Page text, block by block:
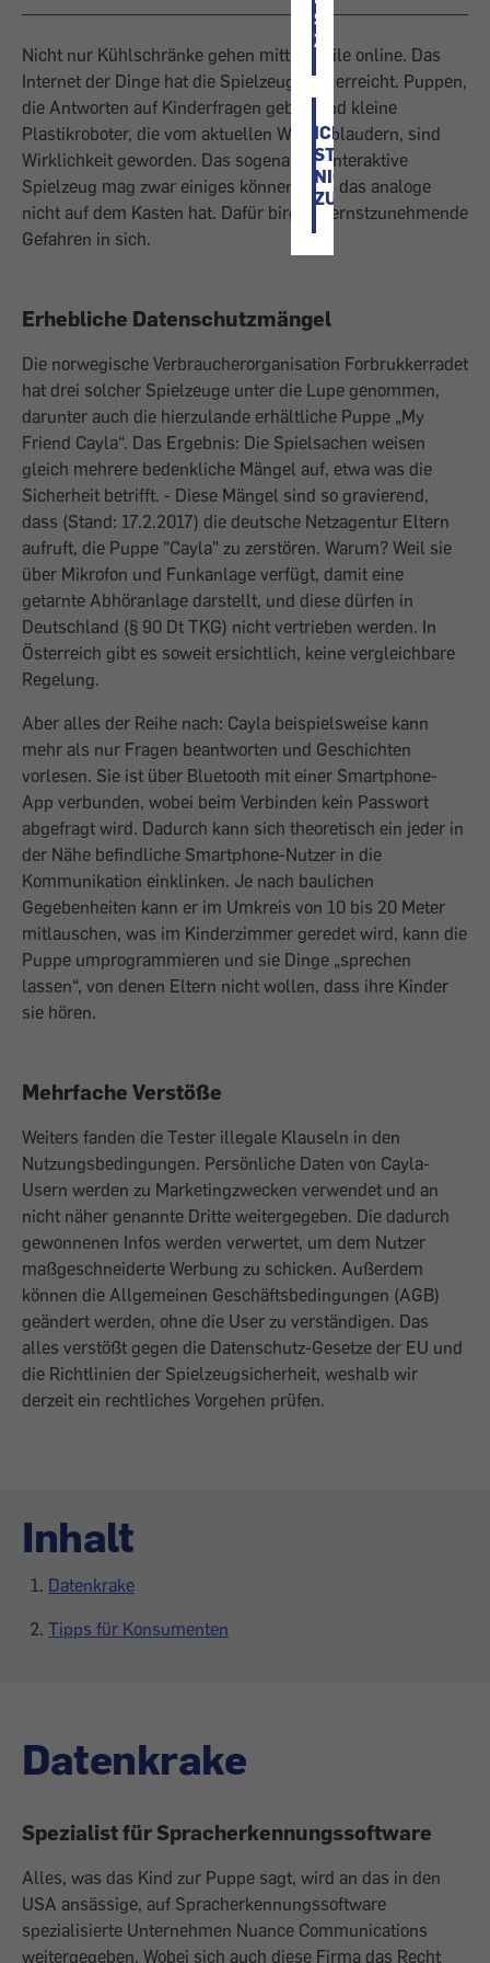
STIMME
ZU
ICH
STIMME
NICHT
ZU
Nicht nur Kühlschränke gehen mittlerweile online. Das
Internet der Dinge hat die Spielzeugkiste erreicht. Puppen,
die Antworten auf Kinderfragen geben und kleine
Plastikroboter, die vom aktuellen Wetter plaudern, sind
Wirklichkeit geworden. Das sogenannte interaktive
Spielzeug mag zwar einiges können, was das analoge
nicht auf dem Kasten hat. Dafür birgt es ernstzunehmende
Gefahren in sich.
Erhebliche Datenschutzmängel
Die norwegische Verbraucherorganisation Forbrukkerradet
hat drei solcher Spielzeuge unter die Lupe genommen,
darunter auch die hierzulande erhältliche Puppe „My
Friend Cayla“. Das Ergebnis: Die Spielsachen weisen
gleich mehrere bedenkliche Mängel auf, etwa was die
Sicherheit betrifft. - Diese Mängel sind so gravierend,
dass (Stand: 17.2.2017) die deutsche Netzagentur Eltern
aufruft, die Puppe "Cayla" zu zerstören. Warum? Weil sie
über Mikrofon und Funkanlage verfügt, damit eine
getarnte Abhöranlage darstellt, und diese dürfen in
Deutschland (§ 90 Dt TKG) nicht vertrieben werden. In
Österreich gibt es soweit ersichtlich, keine vergleichbare
Regelung.
Aber alles der Reihe nach: Cayla beispielsweise kann
mehr als nur Fragen beantworten und Geschichten
vorlesen. Sie ist über Bluetooth mit einer Smartphone-
App verbunden, wobei beim Verbinden kein Passwort
abgefragt wird. Dadurch kann sich theoretisch ein jeder in
der Nähe befindliche Smartphone-Nutzer in die
Kommunikation einklinken. Je nach baulichen
Gegebenheiten kann er im Umkreis von 10 bis 20 Meter
mitlauschen, was im Kinderzimmer geredet wird, kann die
Puppe umprogrammieren und sie Dinge „sprechen
lassen“, von denen Eltern nicht wollen, dass ihre Kinder
sie hören.
Mehrfache Verstöße
Weiters fanden die Tester illegale Klauseln in den
Nutzungsbedingungen. Persönliche Daten von Cayla-
Usern werden zu Marketingzwecken verwendet und an
nicht näher genannte Dritte weitergegeben. Die dadurch
gewonnenen Infos werden verwertet, um dem Nutzer
maßgeschneiderte Werbung zu schicken. Außerdem
können die Allgemeinen Geschäftsbedingungen (AGB)
geändert werden, ohne die User zu verständigen. Das
alles verstößt gegen die Datenschutz-Gesetze der EU und
die Richtlinien der Spielzeugsicherheit, weshalb wir
derzeit ein rechtliches Vorgehen prüfen.
Inhalt
Datenkrake
Tipps für Konsumenten
Datenkrake
Spezialist für Spracherkennungssoftware
Alles, was das Kind zur Puppe sagt, wird an das in den
USA ansässige, auf Spracherkennungssoftware
spezialisierte Unternehmen Nuance Communications
weitergegeben. Wobei sich auch diese Firma das Recht